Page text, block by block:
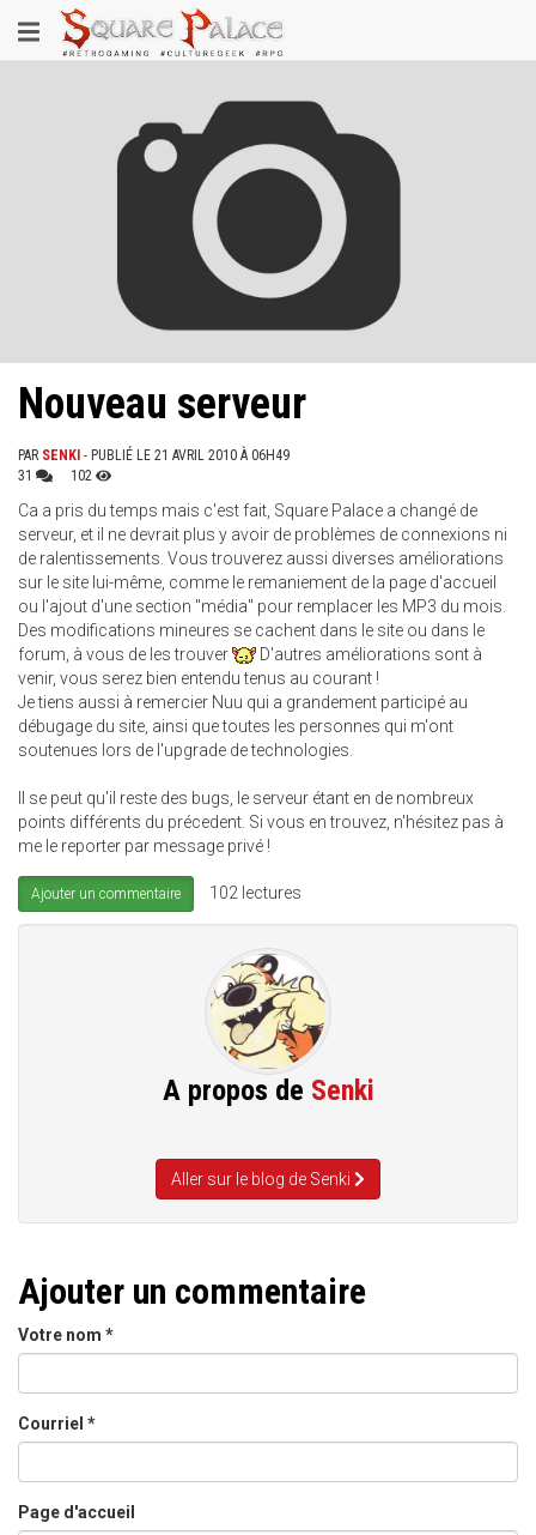
au
contenu
Toggle
navigation
Nouveau serveur
PAR SENKI - PUBLIÉ LE 21 AVRIL 2010 À 06H49
31
102
Ca a pris du temps mais c'est fait, Square Palace a changé de
serveur, et il ne devrait plus y avoir de problèmes de connexions ni
de ralentissements. Vous trouverez aussi diverses améliorations
sur le site lui-même, comme le remaniement de la page d'accueil
ou l'ajout d'une section "média" pour remplacer les MP3 du mois.
Des modifications mineures se cachent dans le site ou dans le
forum, à vous de les trouver
D'autres améliorations sont à
venir, vous serez bien entendu tenus au courant !
Je tiens aussi à remercier Nuu qui a grandement participé au
débugage du site, ainsi que toutes les personnes qui m'ont
soutenues lors de l'upgrade de technologies.
Il se peut qu'il reste des bugs, le serveur étant en de nombreux
points différents du précedent. Si vous en trouvez, n'hésitez pas à
me le reporter par message privé !
Ajouter un commentaire 102 lectures
A propos de Senki
Aller sur le blog de Senki
Ajouter un commentaire
Votre nom *
Courriel *
Page d'accueil